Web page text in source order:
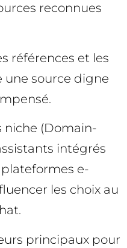
reconnues
références et les
une source digne
niche (Domain-
intégrés
e-
les choix au
principaux pour